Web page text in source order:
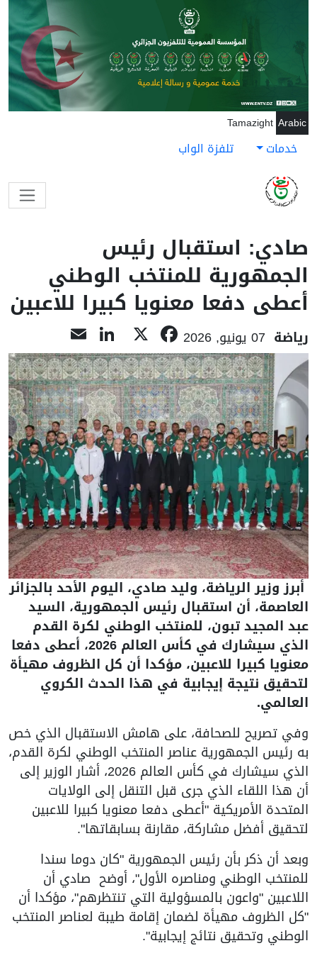
تجاوز إلى المحتوى الرئيسي
Arabic
Tamazight
خدمات تلفزة الواب
صادي: استقبال رئيس
الجمهورية للمنتخب الوطني
أعطى دفعا معنويا كبيرا للاعبين
رياضة 07 يونيو, 2026 Facebook
LinkedIn
أبرز وزير الرياضة، وليد صادي، اليوم الأحد بالجزائر
العاصمة، أن استقبال رئيس الجمهورية، السيد
عبد المجيد تبون، للمنتخب الوطني لكرة القدم
الذي سيشارك في كأس العالم 2026، أعطى دفعا
معنويا كبيرا للاعبين، مؤكدا أن كل الظروف مهيأة
لتحقيق نتيجة إيجابية في هذا الحدث الكروي
العالمي.
وفي تصريح للصحافة، على هامش الاستقبال الذي خص
به رئيس الجمهورية عناصر المنتخب الوطني لكرة القدم،
الذي سيشارك في كأس العالم 2026، أشار الوزير إلى
أن هذا اللقاء الذي جرى قبل التنقل إلى الولايات
المتحدة الأمريكية "أعطى دفعا معنويا كبيرا للاعبين
لتحقيق أفضل مشاركة، مقارنة بسابقاتها".
وبعد أن ذكر بأن رئيس الجمهورية "كان دوما سندا
للمنتخب الوطني ومناصره الأول"، أوضح صادي أن
اللاعبين "واعون بالمسؤولية التي تنتظرهم"، مؤكدا أن
"كل الظروف مهيأة لضمان إقامة طيبة لعناصر المنتخب
الوطني وتحقيق نتائج إيجابية".